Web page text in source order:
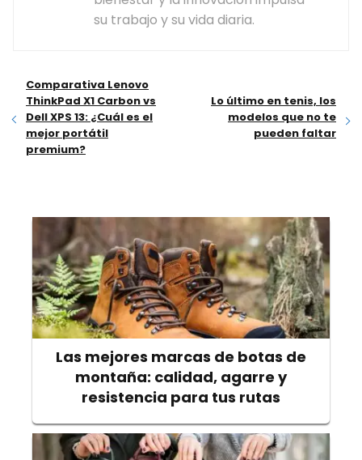
su trabajo y su vida diaria.
Comparativa Lenovo
ThinkPad X1 Carbon vs
Dell XPS 13: ¿Cuál es el
mejor portátil
premium?
Lo último en tenis, los
modelos que no te
pueden faltar
Las mejores marcas de botas de
montaña: calidad, agarre y
resistencia para tus rutas